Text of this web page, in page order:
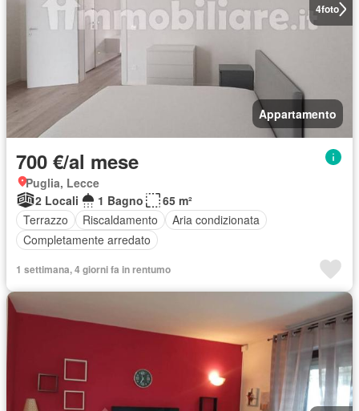
4foto
Appartamento
700 €/al mese
Puglia, Lecce
2 Locali
1 Bagno
65 m²
Terrazzo
Riscaldamento
Aria condizionata
Completamente arredato
1 settimana, 4 giorni fa in rentumo